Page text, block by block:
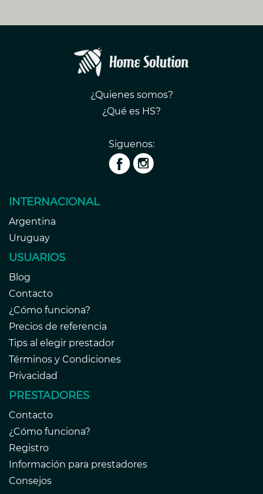
¿Quienes somos?
¿Qué es HS?
Siguenos:
INTERNACIONAL
Argentina
Uruguay
USUARIOS
Blog
Contacto
¿Cómo funciona?
Precios de referencia
Tips al elegir prestador
Términos y Condiciones
Privacidad
PRESTADORES
Contacto
¿Cómo funciona?
Registro
Información para prestadores
Consejos